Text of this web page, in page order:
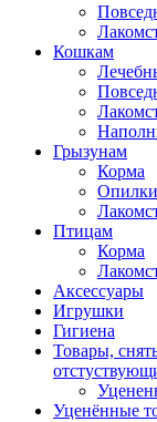
Кошкам
Грызунам
Корма
Опилки
Птицам
Корма
Аксессуары
Игрушки
Гигиена
Товары,
Уценённые